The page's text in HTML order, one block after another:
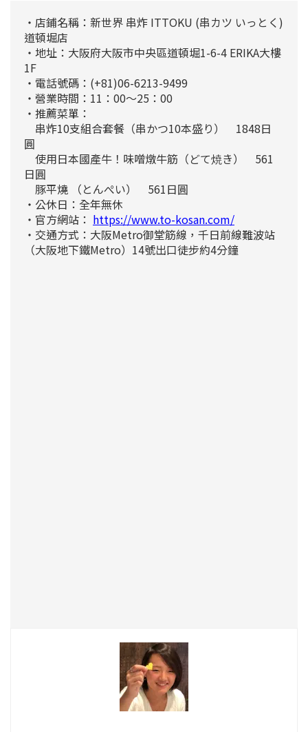
・店鋪名稱：新世界 串炸 ITTOKU (串カツ いっとく)
道頓堀店
・地址：大阪府大阪市中央區道頓堀1-6-4 ERIKA大樓
1F
・電話號碼：(+81)06-6213-9499
・營業時間：11：00～25：00
・推薦菜單：
串炸10支組合套餐（串かつ10本盛り） 1848日
圓
使用日本國產牛！味噌燉牛筋（どて焼き） 561
日圓
豚平燒 （とんぺい） 561日圓
・公休日：全年無休
・官方網站： https://www.to-kosan.com/
・交通方式：大阪Metro御堂筋線，千日前線難波站
（大阪地下鐵Metro）14號出口徒步約4分鐘